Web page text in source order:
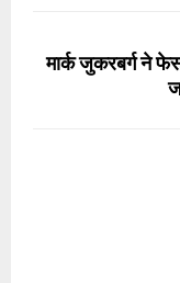
मार्क जुकरबर्ग ने